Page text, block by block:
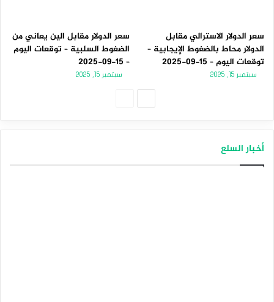
سعر الدولار الاسترالي مقابل
الدولار محاط بالضغوط الإيجابية –
توقعات اليوم – 15-09-2025
سبتمبر 15, 2025
سعر الدولار مقابل الين يعاني من
الضغوط السلبية – توقعات اليوم
– 15-09-2025
سبتمبر 15, 2025
أخبار السلع